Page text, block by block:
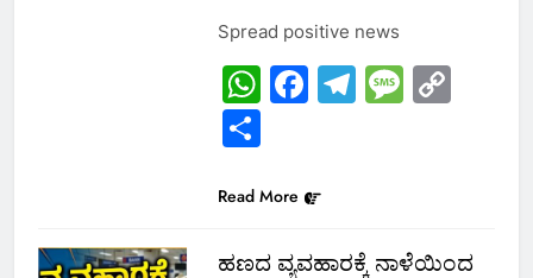
Spread positive news
WhatsApp
Facebook
Telegram
Share
Read More
ಹಣದ ವ್ಯವಹಾರಕ್ಕೆ ನಾಳೆಯಿಂದ